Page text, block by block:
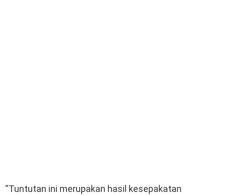
“Tuntutan ini merupakan hasil kesepakatan